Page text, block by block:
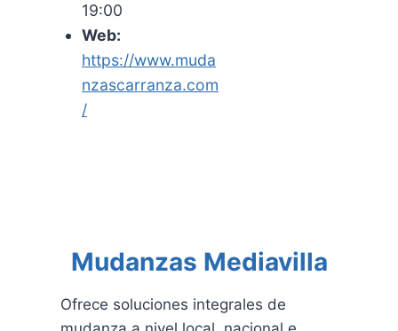
19:00
Web:
https://www.muda
nzascarranza.com
/
Mudanzas Mediavilla
Ofrece soluciones integrales de